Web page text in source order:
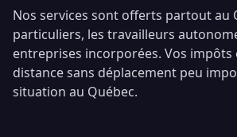
Nos services sont offerts partout au
particuliers, les travailleurs
entreprises incorporées. Vos
distance sans déplacement peu
situation au Québec.